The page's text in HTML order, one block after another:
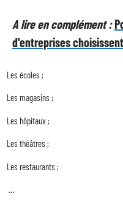
A lire en complément :
d'entreprises
Les écoles ;
Les magasins ;
Les hôpitaux ;
Les théâtres ;
Les restaurants ;
…